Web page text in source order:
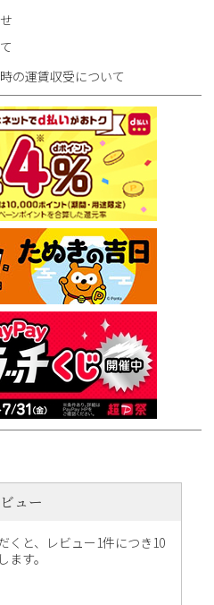
の運賃収受について
ュー
くと、レビュー1件につき10
す。